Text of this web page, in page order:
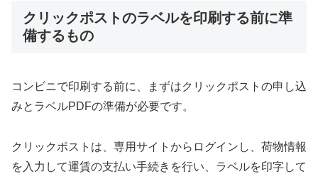
クリックポストのラベルを印刷する前に準
備するもの
コンビニで印刷する前に、まずはクリックポストの申し込
みとラベルPDFの準備が必要です。
クリックポストは、専用サイトからログインし、荷物情報
を入力して運賃の支払い手続きを行い、ラベルを印字して